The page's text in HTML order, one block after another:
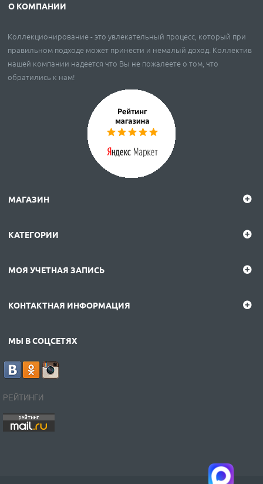
О КОМПАНИИ
Коллекционирование - это увлекательный процесс, который при
правильном подходе может принести и немалый доход. Коллектив
нашей компании надеется что Вы не пожалеете о том, что
обратились к нам!
МАГАЗИН
КАТЕГОРИИ
МОЯ УЧЕТНАЯ ЗАПИСЬ
КОНТАКТНАЯ ИНФОРМАЦИЯ
МЫ В СОЦСЕТЯХ
РЕЙТИНГИ